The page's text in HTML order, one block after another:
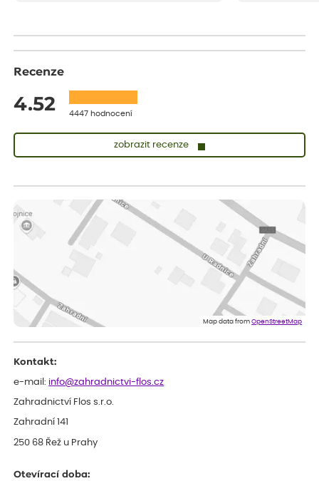
Recenze
4.52 4447 hodnocení
zobrazit recenze
vše v naprostém pořádku
ověřený nákup dnes
Jana
Flos je nejlepší &#129321;
Map data fromOpenStreetMap
Kontakt:
e-mail: info@zahradnictvi-flos.cz
Zahradnictví Flos s.r.o.
Zahradní 141
250 68 Řež u Prahy
Otevírací doba: